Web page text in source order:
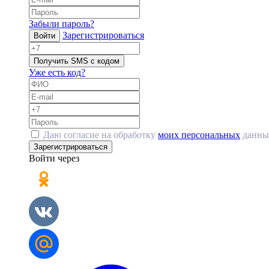
Забыли пароль?
Войти Зарегистрироваться
Получить SMS с кодом
Уже есть код?
Даю согласие на обработку моих персональных
Зарегистрироваться
Войти через